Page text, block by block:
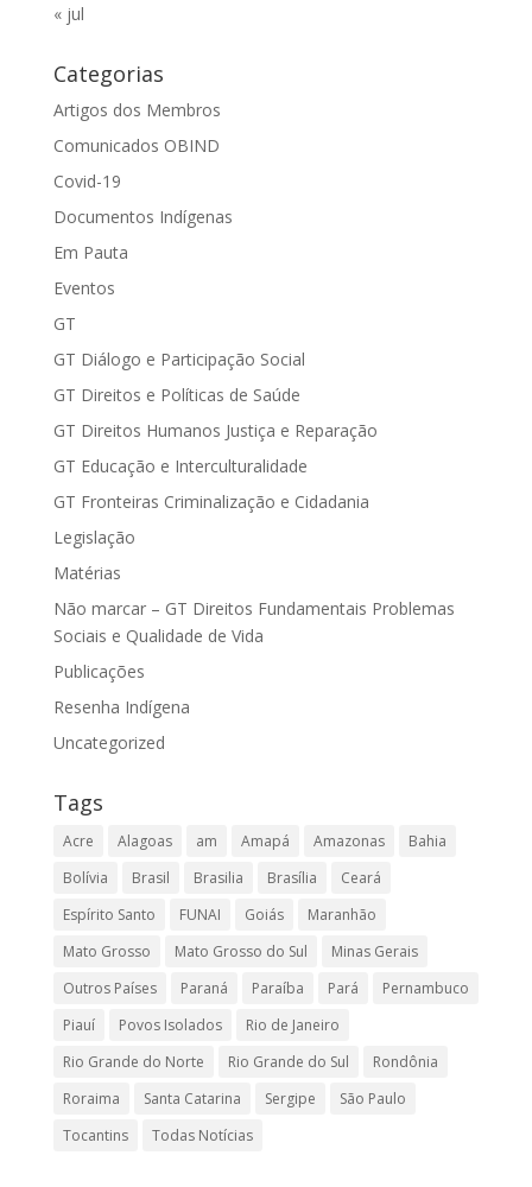
« jul
Categorias
Artigos dos Membros
Comunicados OBIND
Covid-19
Documentos Indígenas
Em Pauta
Eventos
GT
GT Diálogo e Participação Social
GT Direitos e Políticas de Saúde
GT Direitos Humanos Justiça e Reparação
GT Educação e Interculturalidade
GT Fronteiras Criminalização e Cidadania
Legislação
Matérias
Não marcar – GT Direitos Fundamentais Problemas
Sociais e Qualidade de Vida
Publicações
Resenha Indígena
Uncategorized
Tags
Acre Alagoas am Amapá Amazonas
Bahia
Bolívia
Brasil Brasilia Brasília
Ceará
Espírito Santo
FUNAI Goiás
Maranhão
Mato Grosso
Mato Grosso do Sul
Minas Gerais
Outros Países
Paraná Paraíba Pará
Pernambuco
Piauí
Povos Isolados
Rio de Janeiro
Rio Grande do Norte
Rio Grande do Sul
Rondônia
Roraima
Santa Catarina Sergipe
São Paulo
Tocantins
Todas Notícias